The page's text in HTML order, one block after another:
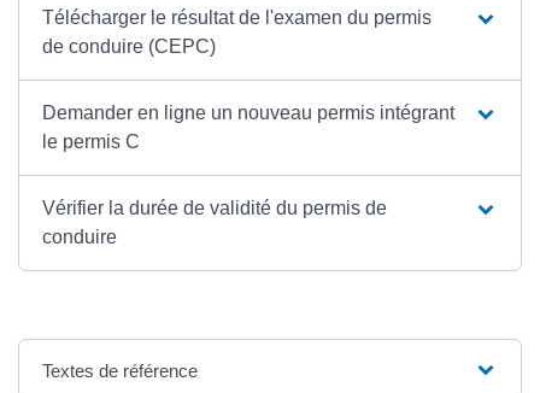
Télécharger le résultat de l'examen du permis
de conduire (CEPC)
Demander en ligne un nouveau permis intégrant
le permis C
Vérifier la durée de validité du permis de
conduire
Textes de référence